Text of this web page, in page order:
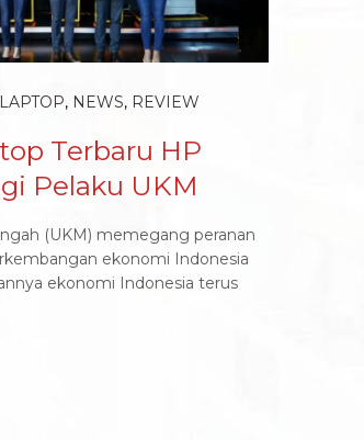
LAPTOP, NEWS, REVIEW
Terbaru HP
Pelaku UKM
(UKM) memegang peranan
ekonomi Indonesia
ekonomi Indonesia terus